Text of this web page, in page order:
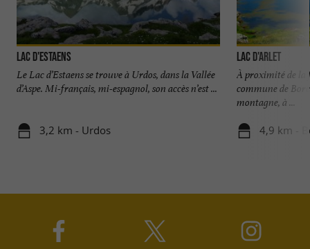
Lac d'Estaens
Le Lac d’Estaens se trouve à Urdos, dans la Vallée
d’Aspe. Mi-français, mi-espagnol, son accès n’est ...
3,2 km - Urdos
Lac d'Arlet
À proximité de la
commune de
montagne, à ...
4,9 km -